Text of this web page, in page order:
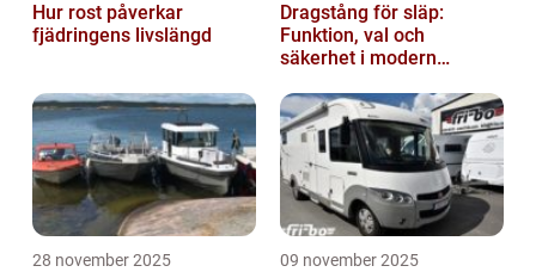
Hur rost påverkar
fjädringens livslängd
Dragstång för släp:
Funktion, val och
säkerhet i modern
28 november 2025 09 november 2025